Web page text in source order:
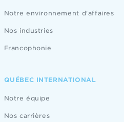
Notre environnement d'affaires
Nos industries
Francophonie
QUÉBEC INTERNATIONAL
Notre équipe
Nos carrières